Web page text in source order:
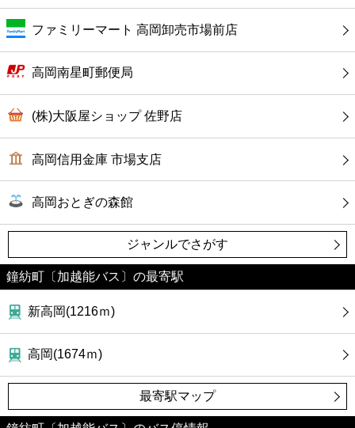
ホテル
ファミリーマート 高岡卸売市場前店
高岡南星町郵便局
(株)大阪屋ショップ 佐野店
高岡信用金庫 市場支店
高岡おとぎの森館
ジャンルでさがす
鐘紡町〔加越能バス〕の最寄駅
新高岡(1216ｍ)
高岡(1674ｍ)
最寄駅マップ